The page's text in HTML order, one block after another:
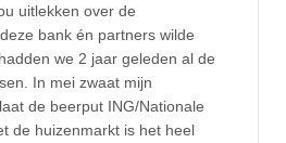
uitlekken over de
bank én partners wilde
we 2 jaar geleden al de
In mei zwaat mijn
de beerput ING/Nationale
de huizenmarkt is het heel